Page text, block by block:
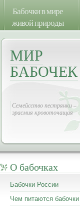
Бабочки в мире
живой природы
МИР
БАБОЧЕК
Семейсство пестрянки –
эрасмия кровоточащая
О бабочках
Бабочки России
Чем питаются бабочки